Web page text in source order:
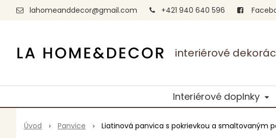
interiérové
lahomeanddecor@gmail.com +421 940 640 596
Interiérové doplnky
Úvod Panvice Liatinová panvica s pokrievkou a smaltovaným